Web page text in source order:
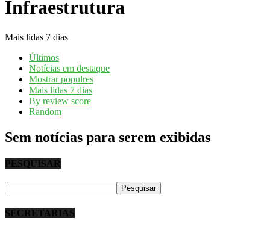
Infraestrutura
Mais lidas 7 dias
Últimos
Notícias em destaque
Mostrar populres
Mais lidas 7 dias
By review score
Random
Sem notícias para serem exibidas
PESQUISAR
SECRETARIAS